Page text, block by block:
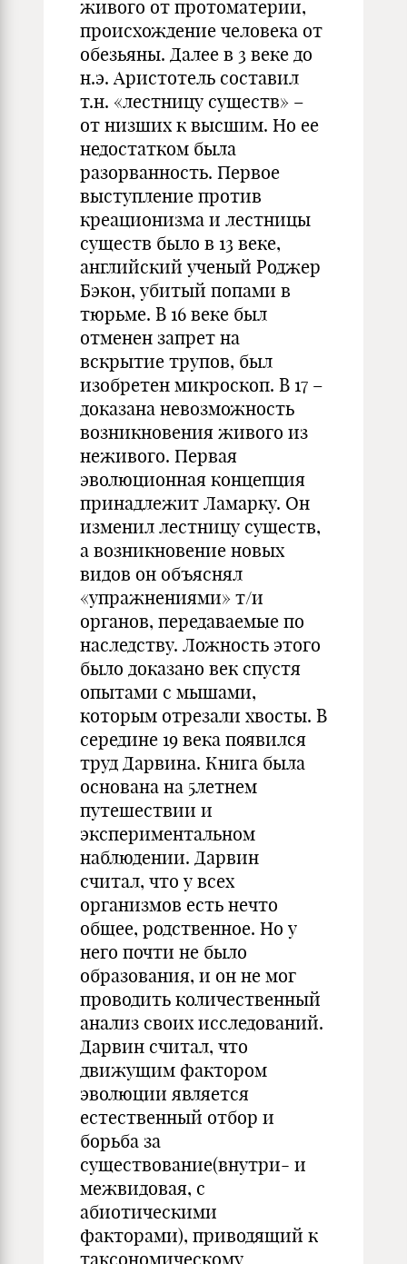
живого от протоматерии,
происхождение человека от
обезьяны. Далее в 3 веке до
н.э. Аристотель составил
т.н. «лестницу существ» –
от низших к высшим. Но ее
недостатком была
разорванность. Первое
выступление против
креационизма и лестницы
существ было в 13 веке,
английский ученый Роджер
Бэкон, убитый попами в
тюрьме. В 16 веке был
отменен запрет на
вскрытие трупов, был
изобретен микроскоп. В 17 –
доказана невозможность
возникновения живого из
неживого. Первая
эволюционная концепция
принадлежит Ламарку. Он
изменил лестницу существ,
а возникновение новых
видов он объяснял
«упражнениями» т/и
органов, передаваемые по
наследству. Ложность этого
было доказано век спустя
опытами с мышами,
которым отрезали хвосты. В
середине 19 века появился
труд Дарвина. Книга была
основана на 5летнем
путешествии и
экспериментальном
наблюдении. Дарвин
считал, что у всех
организмов есть нечто
общее, родственное. Но у
него почти не было
образования, и он не мог
проводить количественный
анализ своих исследований.
Дарвин считал, что
движущим фактором
эволюции является
естественный отбор и
борьба за
существование(внутри- и
межвидовая, с
абиотическими
факторами), приводящий к
таксономическому